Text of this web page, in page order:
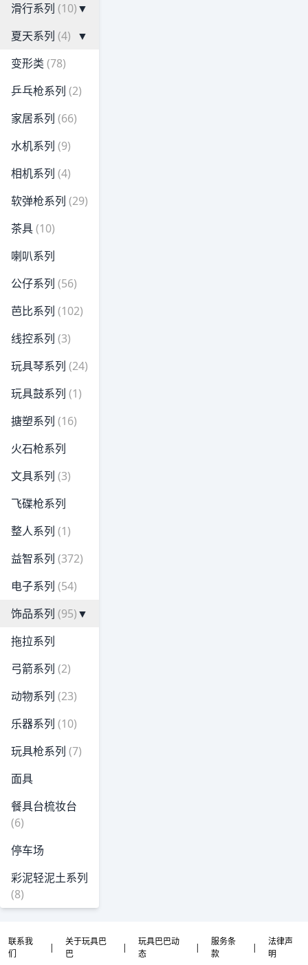
滑行系列 (10)▼
夏天系列 (4) ▼
变形类 (78)
乒乓枪系列 (2)
家居系列 (66)
水机系列 (9)
相机系列 (4)
软弹枪系列 (29)
茶具(10)
喇叭系列
公仔系列 (56)
芭比系列 (102)
线控系列 (3)
玩具琴系列 (24)
玩具鼓系列 (1)
搪塑系列 (16)
火石枪系列
文具系列 (3)
飞碟枪系列
整人系列 (1)
益智系列 (372)
电子系列 (54)
饰品系列 (95)▼
拖拉系列
弓箭系列 (2)
动物系列 (23)
乐器系列 (10)
玩具枪系列 (7)
面具
餐具台梳妆台
(6)
停车场
彩泥轻泥土系列
(8)
联系我
们
|
关于玩具巴
巴
|
玩具巴巴动
态
|
服务条
款
|
法律声
明